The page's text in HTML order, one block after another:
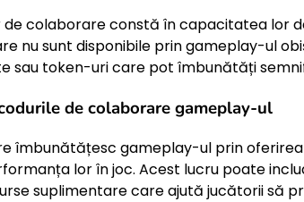
de colaborare constă în capacitatea lor
nu sunt disponibile prin gameplay-ul
sau token-uri care pot îmbunătăți
de colaborare gameplay-ul
îmbunătățesc gameplay-ul prin
lor în joc. Acest lucru poate
suplimentare care ajută jucătorii să